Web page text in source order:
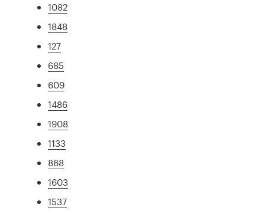
1082
1848
127
685
609
1486
1908
1133
868
1603
1537